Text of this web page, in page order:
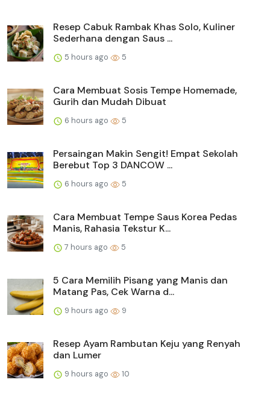
Resep Cabuk Rambak Khas Solo, Kuliner
Sederhana dengan Saus ...
5 hours ago 5
Cara Membuat Sosis Tempe Homemade,
Gurih dan Mudah Dibuat
6 hours ago 5
Persaingan Makin Sengit! Empat Sekolah
Berebut Top 3 DANCOW ...
6 hours ago 5
Cara Membuat Tempe Saus Korea Pedas
Manis, Rahasia Tekstur K...
7 hours ago 5
5 Cara Memilih Pisang yang Manis dan
Matang Pas, Cek Warna d...
9 hours ago 9
Resep Ayam Rambutan Keju yang Renyah
dan Lumer
9 hours ago 10